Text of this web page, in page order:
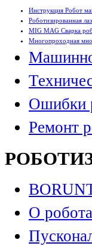
Инструкция Робот
Роботизированная
MIG MAG Сварка
Многопроходная
Ошибки
Ремонт
О